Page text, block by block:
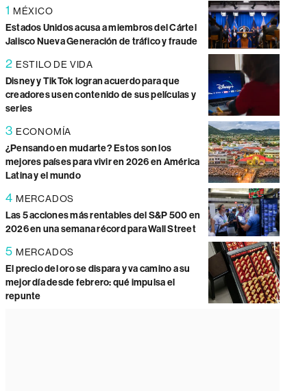
1 MÉXICO
Estados Unidos acusa a miembros del Cártel
Jalisco Nueva Generación de tráfico y fraude
2 ESTILO DE VIDA
Disney y TikTok logran acuerdo para que
creadores usen contenido de sus películas y
series
3 ECONOMÍA
¿Pensando en mudarte? Estos son los
mejores países para vivir en 2026 en América
Latina y el mundo
4 MERCADOS
Las 5 acciones más rentables del S&P 500 en
2026 en una semana récord para Wall Street
5 MERCADOS
El precio del oro se dispara y va camino a su
mejor día desde febrero: qué impulsa el
repunte